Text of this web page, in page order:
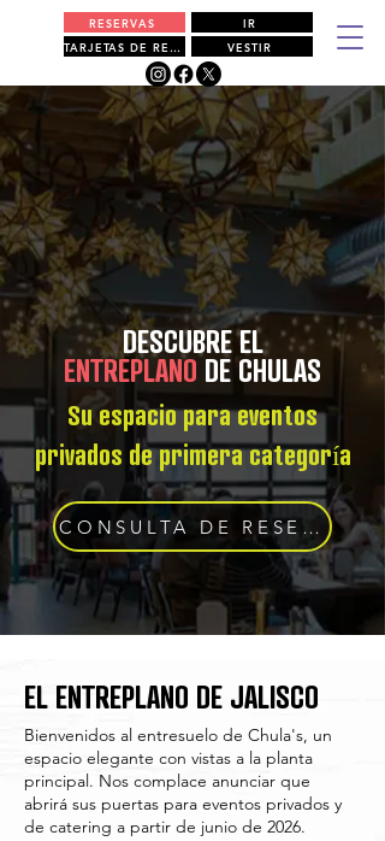
RESERVAS
TARJETAS DE REGALO
IR
VESTIR
DESCUBRE EL
ENTREPLANO DE CHULAS
Su espacio para eventos
privados de primera categoría
CONSULTA DE RESERVA
EL ENTREPLANO DE JALISCO
Bienvenidos al entresuelo de Chula's, un
espacio elegante con vistas a la planta
principal. Nos complace anunciar que
abrirá sus puertas para eventos privados y
de catering a partir de junio de 2026.